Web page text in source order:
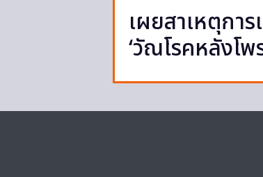
เผยสาเหตุการ
‘วัณโรคหลังโพ